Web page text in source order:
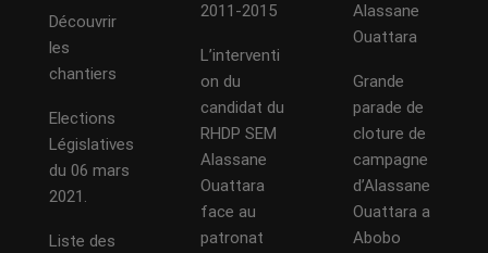
Découvrir
les
chantiers
Elections
Législatives
du 06 mars
2021.
Liste des
2011-2015
L’interventi
on du
candidat du
RHDP SEM
Alassane
Ouattara
face au
patronat
Alassane
Ouattara
Grande
parade de
cloture de
campagne
d’Alassane
Ouattara a
Abobo